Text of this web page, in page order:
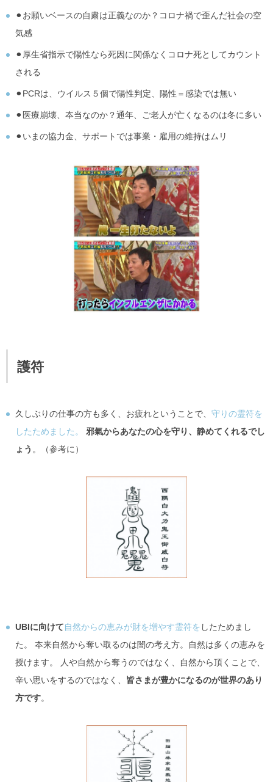
⚫︎お願いベースの自粛は正義なのか？コロナ禍で歪んだ社会の空
気感
⚫︎厚生省指示で陽性なら死因に関係なくコロナ死としてカウント
される
⚫︎PCRは、ウイルス５個で陽性判定、陽性＝感染では無い
⚫︎医療崩壊、夲当なのか？通年、ご老人が亡くなるのは冬に多い
⚫︎いまの協力金、サポートでは事業・雇用の維持はムリ
護符
久しぶりの仕事の方も多く、お疲れということで、 守りの霊符を
したためました。
邪氣からあなたの心を守り、静めてくれるでし
ょう 。（参考に）
UBIに向けて自然からの恵みが財を増やす霊符を したためまし
た。 夲来自然から奪い取るのは闇の考え方。自然は多くの恵みを
授けます。 人や自然から奪うのではなく、自然から頂くことで、
辛い思いをするのではなく、 皆さまが豊かになるのが世界のあり
方です。